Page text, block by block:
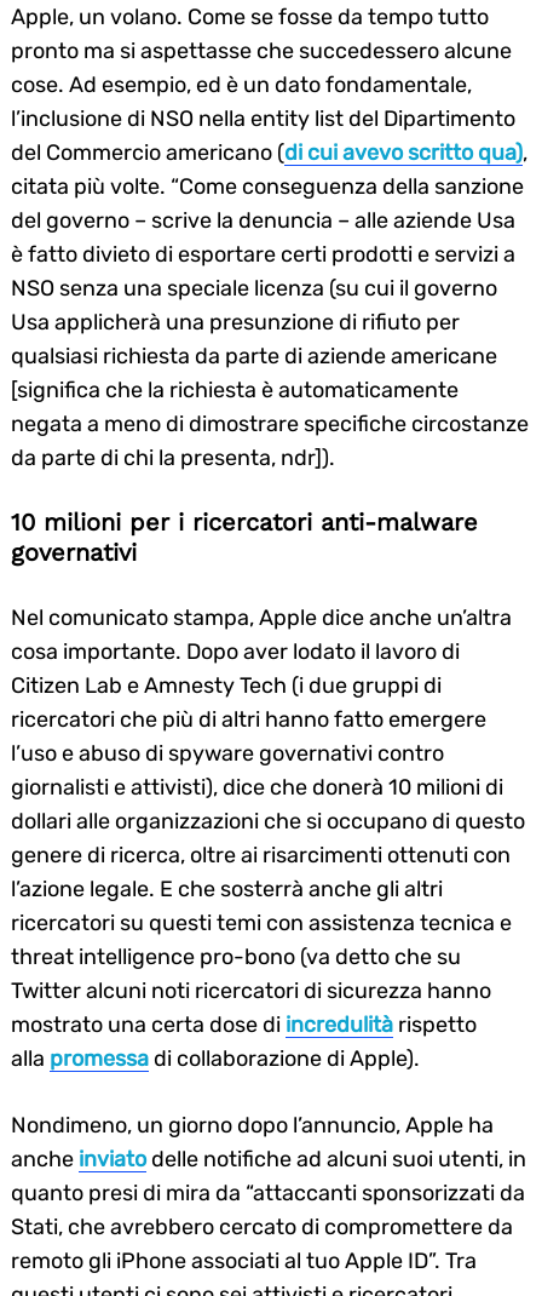
Apple, un volano. Come se fosse da tempo tutto
pronto ma si aspettasse che succedessero alcune
cose. Ad esempio, ed è un dato fondamentale,
l’inclusione di NSO nella entity list del Dipartimento
del Commercio americano (di cui avevo scritto qua),
citata più volte. “Come conseguenza della sanzione
del governo – scrive la denuncia – alle aziende Usa
è fatto divieto di esportare certi prodotti e servizi a
NSO senza una speciale licenza (su cui il governo
Usa applicherà una presunzione di rifiuto per
qualsiasi richiesta da parte di aziende americane
[significa che la richiesta è automaticamente
negata a meno di dimostrare specifiche circostanze
da parte di chi la presenta, ndr]).
10 milioni per i ricercatori anti-malware
governativi
Nel comunicato stampa, Apple dice anche un’altra
cosa importante. Dopo aver lodato il lavoro di
Citizen Lab e Amnesty Tech (i due gruppi di
ricercatori che più di altri hanno fatto emergere
l’uso e abuso di spyware governativi contro
giornalisti e attivisti), dice che donerà 10 milioni di
dollari alle organizzazioni che si occupano di questo
genere di ricerca, oltre ai risarcimenti ottenuti con
l’azione legale. E che sosterrà anche gli altri
ricercatori su questi temi con assistenza tecnica e
threat intelligence pro-bono (va detto che su
Twitter alcuni noti ricercatori di sicurezza hanno
mostrato una certa dose di incredulità rispetto
alla promessa di collaborazione di Apple).
Nondimeno, un giorno dopo l’annuncio, Apple ha
anche inviatodelle notifiche ad alcuni suoi utenti, in
quanto presi di mira da “attaccanti sponsorizzati da
Stati, che avrebbero cercato di compromettere da
remoto gli iPhone associati al tuo Apple ID”. Tra
for: